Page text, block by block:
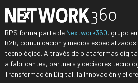
BPS forma parte de Nextwork360, grupo
B2B, comunicación y medios
tecnológico. A través de plataformas
a fabricantes, partners y decisores
Transformación Digital, la Innovación y el